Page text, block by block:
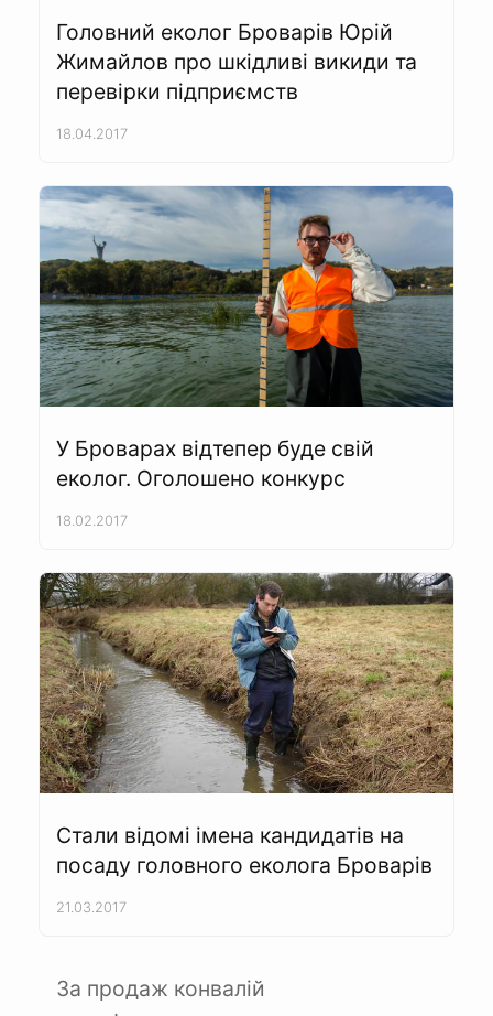
Головний еколог Броварів Юрій
Жимайлов про шкідливі викиди та
перевірки підприємств
18.04.2017
У Броварах відтепер буде свій
еколог. Оголошено конкурс
18.02.2017
Стали відомі імена кандидатів на
посаду головного еколога Броварів
21.03.2017
За продаж конвалій